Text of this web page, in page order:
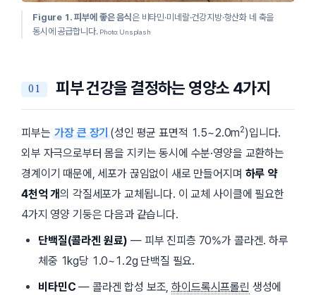
Figure 1. 피부에 좋은 음식은 비타민·미네랄·건강지방·항산화 네 축을
동시에 공급합니다. Photo: Unsplash
피부 건강을 결정하는 영양소 4가지
피부는 가장 큰 장기 (성인 평균 표면적 1.5~2.0m2)입니다.
외부 자극으로부터 몸을 지키는 동시에 수분·영양을 교환하는
경계이기 때문에, 세포가 끊임없이 새로 만들어지며 하루 약
4천억 개의 각질세포가 교체됩니다. 이 교체 사이클에 필요한
4가지 영양 기둥은 다음과 같습니다.
단백질(콜라겐 원료) — 피부 진피층 70%가 콜라겐. 하루
체중 1kg당 1.0~1.2g 단백질 필요.
비타민C — 콜라겐 합성 보조,하이드록시프롤린 생성에